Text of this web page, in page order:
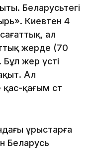
Беларусьтегі
Киевтен 4
ал
жерде (70
жер үсті
Ал
қағым сәт
ұрыстарға
Беларусь